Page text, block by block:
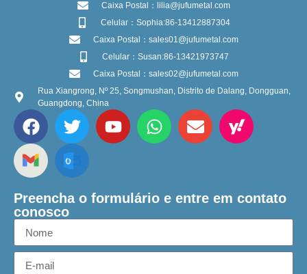
Caixa Postal：lilia@jufumetal.com
Celular：Sophia:86-13412887304
Caixa Postal：sales01@jufumetal.com
Celular：Susan:86-13421973747
Caixa Postal：sales02@jufumetal.com
Rua Xiangrong, Nº 25, Songmushan, Distrito de Dalang, Dongguan,
Guangdong, China
Preencha o formulário e entre em contato
conosco